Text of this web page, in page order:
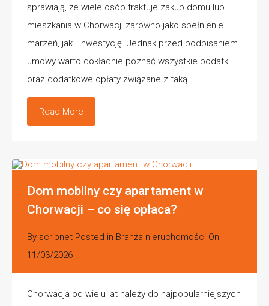
sprawiają, że wiele osób traktuje zakup domu lub
mieszkania w Chorwacji zarówno jako spełnienie
marzeń, jak i inwestycję. Jednak przed podpisaniem
umowy warto dokładnie poznać wszystkie podatki
oraz dodatkowe opłaty związane z taką…
Read More
Dom mobilny czy apartament w
Chorwacji – co się opłaca?
By scribnet Posted in Branża nieruchomości On
11/03/2026
Chorwacja od wielu lat należy do najpopularniejszych